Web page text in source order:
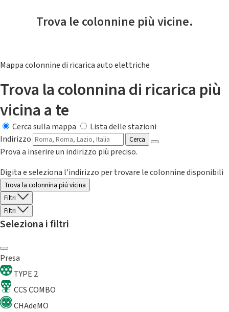
Trova le colonnine più vicine.
Mappa colonnine di ricarica auto elettriche
Trova la colonnina di ricarica più
vicina a te
Cerca sulla mappa
Lista delle stazioni
Indirizzo
Cerca
Prova a inserire un indirizzo più preciso.
Digita e seleziona l'indirizzo per trovare le colonnine disponibili
Trova la colonnina piú vicina
Filtri
Filtri
Seleziona i filtri
Presa
TYPE 2
CCS COMBO
CHAdeMO